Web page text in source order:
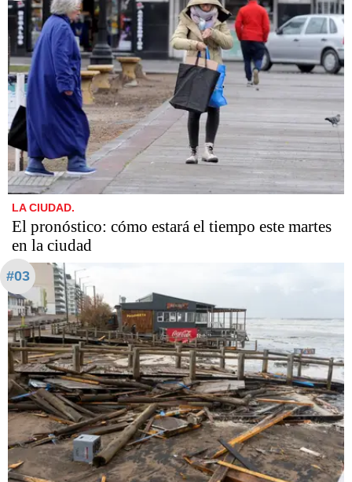
LA CIUDAD.
El pronóstico: cómo estará el tiempo este martes
en la ciudad
#03